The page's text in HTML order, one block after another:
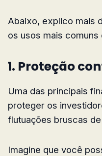
Abaixo, explico mais
os usos mais comuns
1. Proteção
Uma das principais
proteger os
flutuações bruscas
Imagine que você